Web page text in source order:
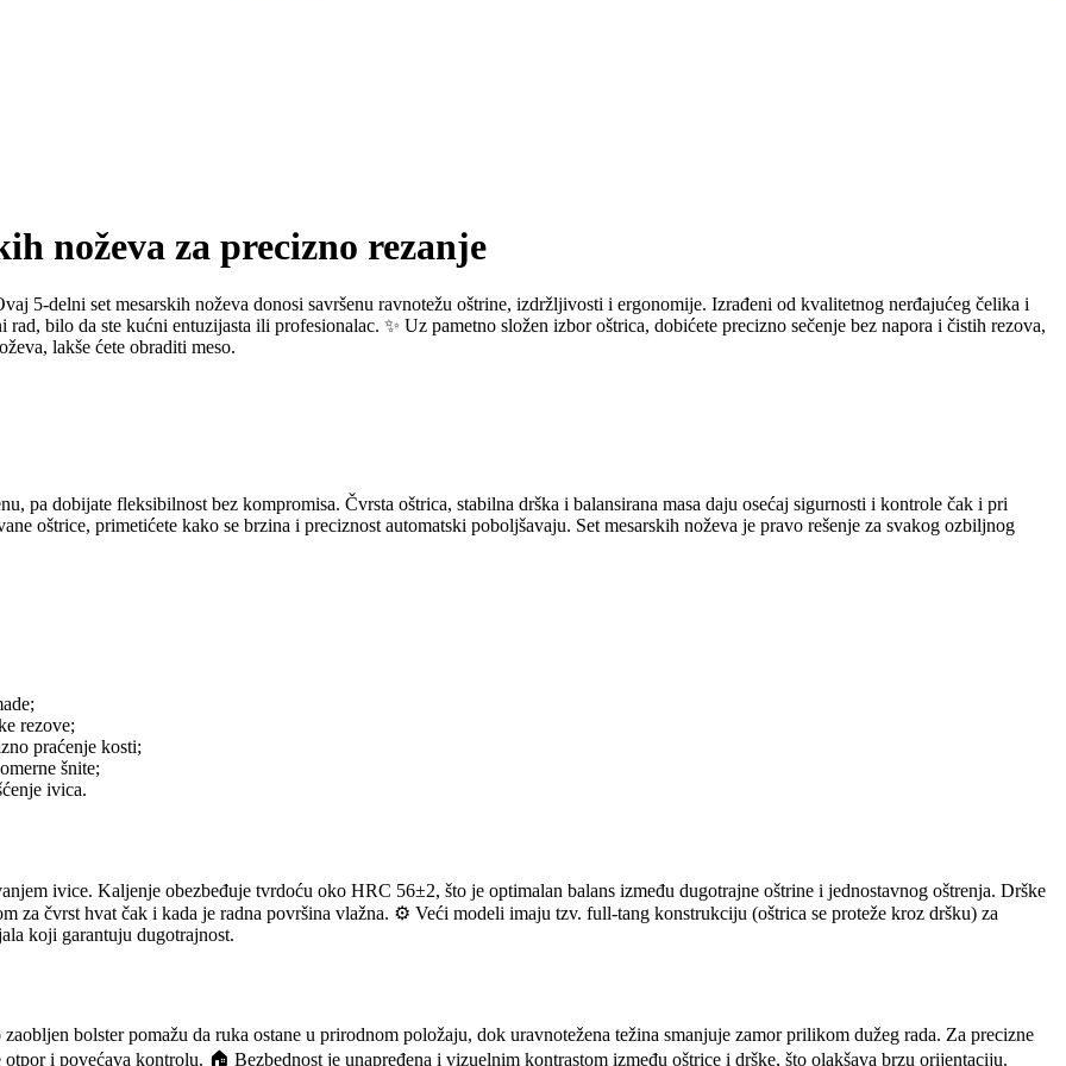
noževa za precizno rezanje
5‑delni set mesarskih noževa donosi savršenu ravnotežu oštrine, izdržljivosti i ergonomije. Izrađeni od kvalitetnog nerđajućeg čelika i
bilo da ste kućni entuzijasta ili profesionalac. ✨ Uz pametno složen izbor oštrica, dobićete precizno sečenje bez napora i čistih rezova,
lakše ćete obraditi meso.
pa dobijate fleksibilnost bez kompromisa. Čvrsta oštrica, stabilna drška i balansirana masa daju osećaj sigurnosti i kontrole čak i pri
oštrice, primetićete kako se brzina i preciznost automatski poboljšavaju. Set mesarskih noževa je pravo rešenje za svakog ozbiljnog
rezove;
praćenje kosti;
šnite;
ivica.
ivice. Kaljenje obezbeđuje tvrdoću oko HRC 56±2, što je optimalan balans između dugotrajne oštrine i jednostavnog oštrenja. Drške
za čvrst hvat čak i kada je radna površina vlažna. ⚙️ Veći modeli imaju tzv. full‑tang konstrukciju (oštrica se proteže kroz dršku) za
koji garantuju dugotrajnost.
bolster pomažu da ruka ostane u prirodnom položaju, dok uravnotežena težina smanjuje zamor prilikom dužeg rada. Za precizne
i povećava kontrolu. 🏠 Bezbednost je unapređena i vizuelnim kontrastom između oštrice i drške, što olakšava brzu orijentaciju.